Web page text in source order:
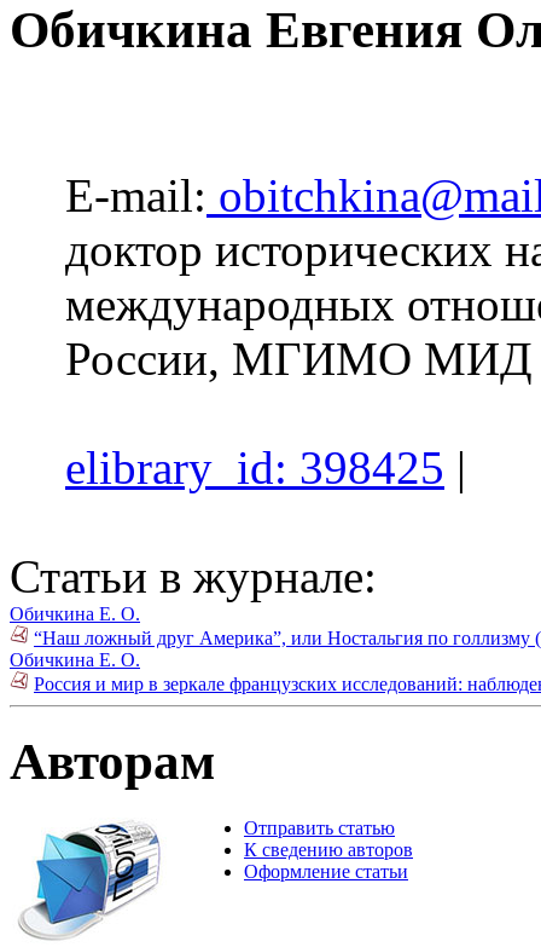
Обичкина Евгения
E-mail:
доктор исторических
международных
России, МГИМО МИД
elibrary_id: 398425 |
Статьи в журнале:
Обичкина Е. О.
“Наш ложный друг Америка”, или Ностальгия по голлизму
Обичкина Е. О.
Россия и мир в зеркале французских исследований:
Авторам
Отправить статью
К сведению авторов
Оформление статьи